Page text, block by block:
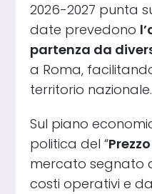
2026-2027 punta
date prevedono
partenza da
a Roma,
territorio nazionale.
Sul piano
politica del “
mercato segnato
costi operativi e